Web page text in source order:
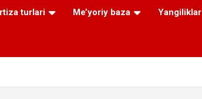
turlari Me’yoriy baza Yangiliklar